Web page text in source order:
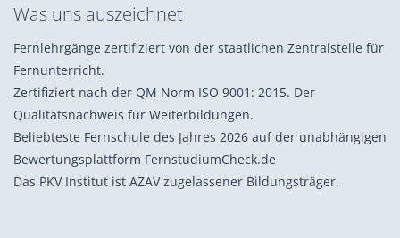
Was uns auszeichnet
Fernlehrgänge zertifiziert von der staatlichen Zentralstelle für
Fernunterricht.
Zertifiziert nach der QM Norm ISO 9001: 2015. Der
Qualitätsnachweis für Weiterbildungen.
Beliebteste Fernschule des Jahres 2026 auf der unabhängigen
Bewertungsplattform FernstudiumCheck.de
Das PKV Institut ist AZAV zugelassener Bildungsträger.